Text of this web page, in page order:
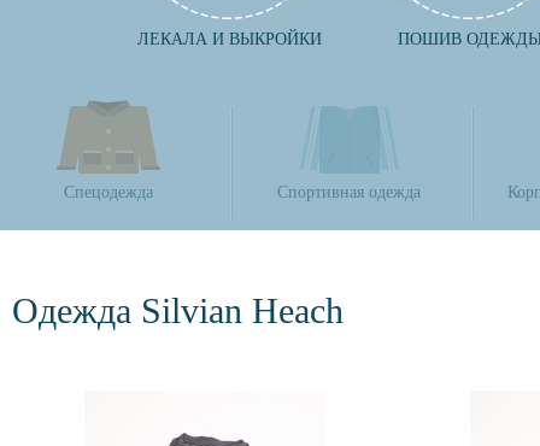
ЛЕКАЛА И ВЫКРОЙКИ ПОШИВ
Спецодежда Спортивная одежда
Одежда Silvian Heach